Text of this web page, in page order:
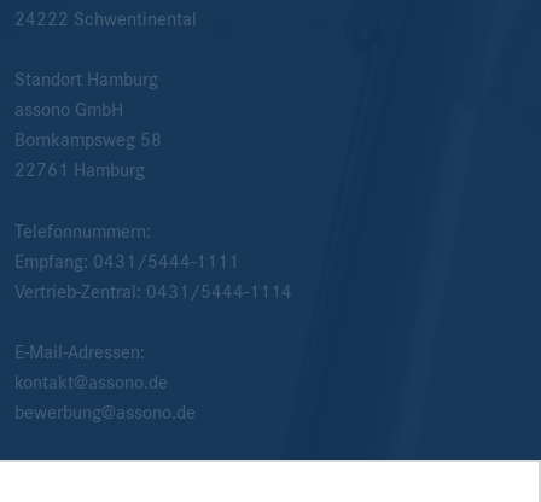
24222 Schwentinental
Standort Hamburg
assono GmbH
Bornkampsweg 58
22761
Hamburg
Telefonnummern:
Empfang: 0431/5444-1111
Vertrieb-Zentral: 0431/5444-1114
E-Mail-Adressen:
kontakt@assono.de
bewerbung@assono.de